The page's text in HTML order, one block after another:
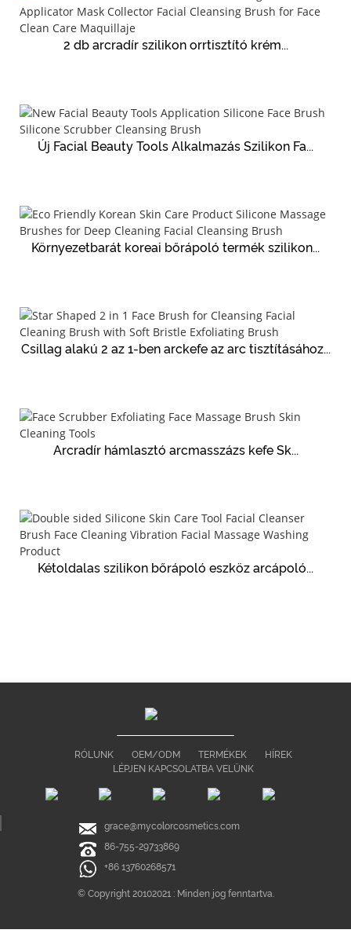
2 db arcradír szilikon orrtisztító krém...
Új Facial Beauty Tools Alkalmazás Szilikon Fa...
Környezetbarát koreai bőrápoló termék szilikon...
Csillag alakú 2 az 1-ben arckefe az arc tisztításához...
Arcradír hámlasztó arcmasszázs kefe Sk...
Kétoldalas szilikon bőrápoló eszköz arcápoló...
RÓLUNK OEM/ODM TERMÉKEK
HÍREK
LÉPJEN KAPCSOLATBA VELÜNK
grace@mycolorcosmetics.com
86-755-29733869
+86 13760268571
© Copyright 20102021 : Minden jog fenntartva.